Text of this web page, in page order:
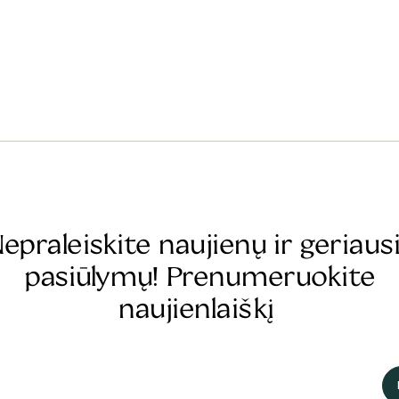
naujienų ir
pasiūlymų! Prenumeruokite
naujienlaiškį